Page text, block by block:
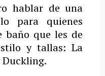
hablar de una
para quienes
baño que les de
y tallas: La